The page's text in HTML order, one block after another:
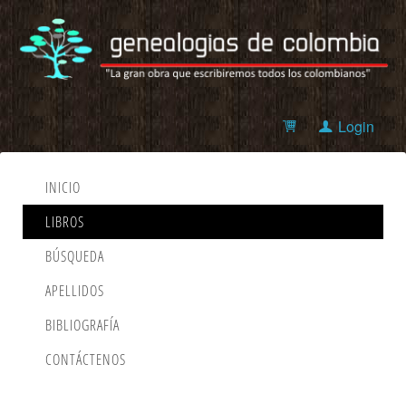
Login
INICIO
LIBROS
BÚSQUEDA
APELLIDOS
BIBLIOGRAFÍA
CONTÁCTENOS